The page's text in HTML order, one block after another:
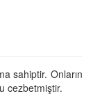
sahiptir. Onların
cezbetmiştir.